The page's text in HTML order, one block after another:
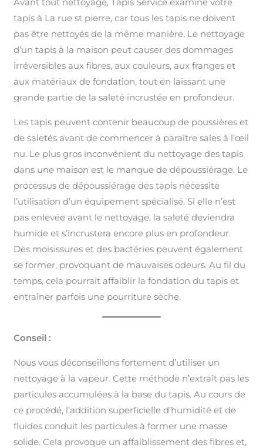
tapis à La rue st pierre, car tous les tapis ne doivent
pas être nettoyés de la même manière. Le nettoyage
d’un tapis à la maison peut causer des dommages
irréversibles aux fibres, aux couleurs, aux franges et
aux matériaux de fondation, tout en laissant une
grande partie de la saleté incrustée en profondeur.
Les tapis peuvent contenir beaucoup de poussières et
de saletés avant de commencer à paraître sales à l’œil
nu. Le plus gros inconvénient du nettoyage des tapis
dans une maison est le manque de dépoussiérage. Le
processus de dépoussiérage des tapis nécessite
l’utilisation d’un équipement spécialisé. Si elle n’est
pas enlevée avant le nettoyage, la saleté deviendra
humide et s’incrustera encore plus en profondeur.
Des moisissures et des bactéries peuvent également
se former, provoquant de mauvaises odeurs. Au fil du
temps, cela pourrait affaiblir la fondation du tapis et
entraîner parfois une pourriture sèche.
Conseil :
Nous vous déconseillons fortement d’utiliser un
nettoyage à la vapeur. Cette méthode n’extrait pas les
particules accumulées à la base du tapis. Au cours de
ce procédé, l’addition superficielle d’humidité et de
fluides conduit les particules à former une masse
solide. Cela provoque un affaiblissement des fibres et,